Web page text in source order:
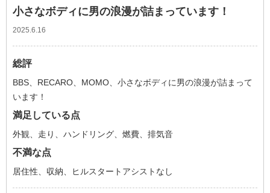
小さなボディに男の浪漫が詰まっています！
2025.6.16
総評
BBS、RECARO、MOMO、小さなボディに男の浪漫が詰まって
います！
満足している点
外観、走り、ハンドリング、燃費、排気音
不満な点
居住性、収納、ヒルスタートアシストなし